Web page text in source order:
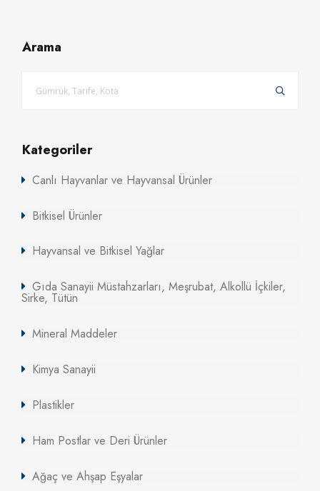
Arama
Kategoriler
Canlı Hayvanlar ve Hayvansal Ürünler
Bitkisel Ürünler
Hayvansal ve Bitkisel Yağlar
Gıda Sanayii Müstahzarları, Meşrubat, Alkollü İçkiler,
Sirke, Tütün
Mineral Maddeler
Kimya Sanayii
Plastikler
Ham Postlar ve Deri Ürünler
Ağaç ve Ahşap Eşyalar